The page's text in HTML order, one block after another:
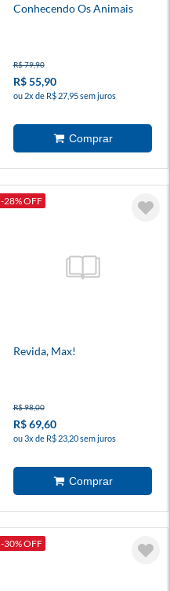
Conhecendo Os Animais
R$ 79,90
R$ 55,90
ou 2x de R$ 27,95 sem juros
-28% OFF
Revida, Max!
R$ 98,00
R$ 69,60
ou 3x de R$ 23,20 sem juros
-30% OFF